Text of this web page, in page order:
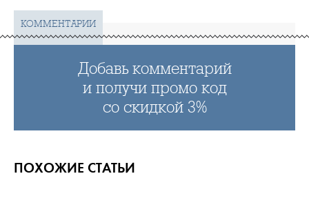
КОММЕНТАРИИ
Добавь комментарий
и получи промо код
со скидкой 3%
ПОХОЖИЕ СТАТЬИ